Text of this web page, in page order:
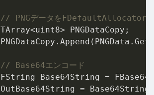
// PNGデータをFDefaultAllocatorに
TArray<uint8> PNGDataCopy;
// Base64エンコード
FString Base64String =
OutBase64String = Base64String;